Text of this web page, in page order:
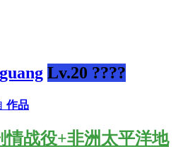
Lv.20 ????
作品
战役+非洲太平洋地